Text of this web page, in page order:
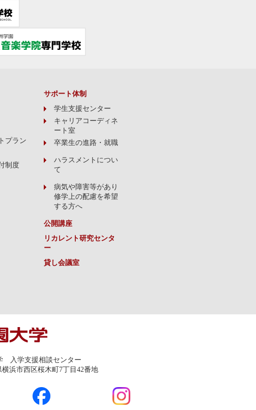
プラン
制度
サポート体制
学生支援センター
キャリアコーディネ
ート室
卒業生の進路・就職
ハラスメントについ
て
病気や障害等があり
修学上の配慮を希望
する方へ
公開講座
リカレント研究センタ
ー
貸し会議室
入学支援相談センター
浜市西区桜木町7丁目42番地